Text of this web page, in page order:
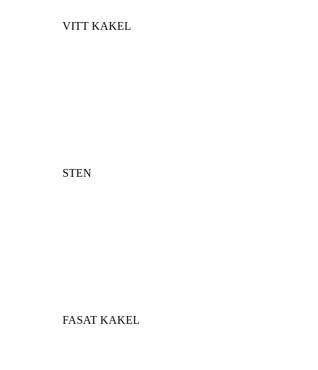
VITT KAKEL
STEN
FASAT KAKEL